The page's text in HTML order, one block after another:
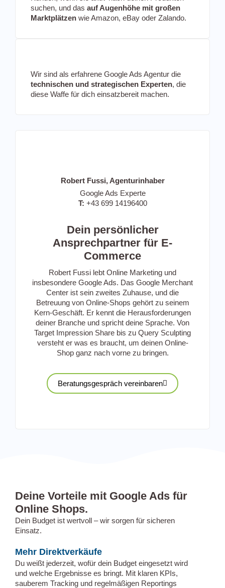
suchen, und das auf Augenhöhe mit großen
Marktplätzen wie Amazon, eBay oder Zalando.
Wir sind als erfahrene Google Ads Agentur die
technischen und strategischen Experten, die
diese Waffe für dich einsatzbereit machen.
Robert Fussi, Agenturinhaber
Google Ads Experte
T: +43 699 14196400
Dein persönlicher
Ansprechpartner für E-
Commerce
Robert Fussi lebt Online Marketing und
insbesondere Google Ads. Das Google Merchant
Center ist sein zweites Zuhause, und die
Betreuung von Online-Shops gehört zu seinem
Kern-Geschäft. Er kennt die Herausforderungen
deiner Branche und spricht deine Sprache. Von
Target Impression Share bis zu Query Sculpting
versteht er was es braucht, um deinen Online-
Shop ganz nach vorne zu bringen.
Beratungsgespräch vereinbaren
Deine Vorteile mit Google Ads für
Online Shops.
Dein Budget ist wertvoll – wir sorgen für sicheren
Einsatz.
Mehr Direktverkäufe
Du weißt jederzeit, wofür dein Budget eingesetzt wird
und welche Ergebnisse es bringt. Mit klaren KPIs,
sauberem Tracking und regelmäßigen Reportings